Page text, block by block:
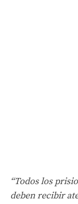
“Todos los
deben recibir